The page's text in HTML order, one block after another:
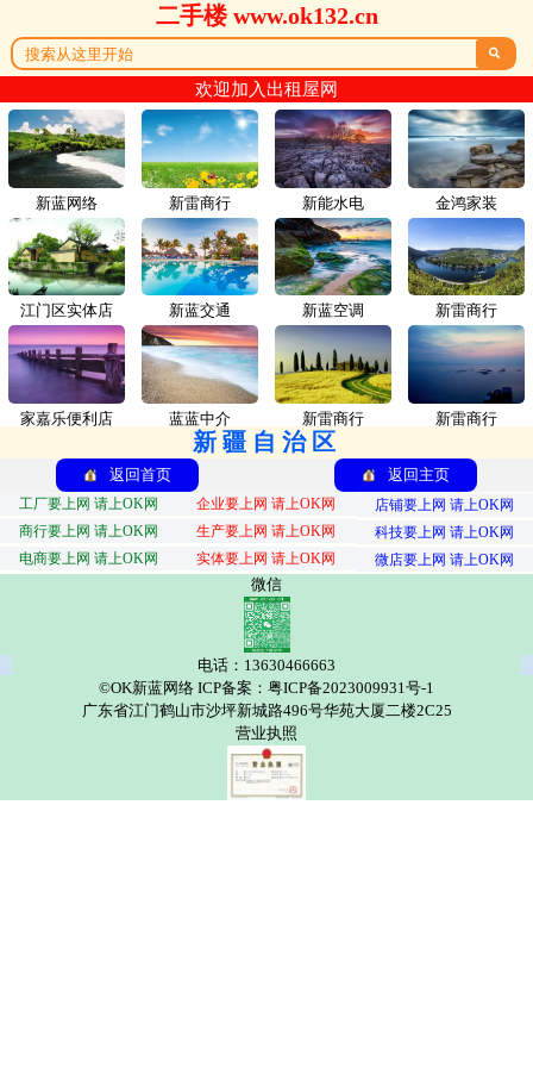
二手楼 www.ok132.cn

欢迎加入出租屋网
新蓝网络 新雷商行
江门区实体店 新蓝交通
家嘉乐便利店 蓝蓝中介
新能水电 金鸿家装
新蓝空调 新雷商行
新雷商行 新雷商行
新疆自治区
返回首页 返回主页
工厂要上网 请上OK网 企业要上网 请上OK网
店铺要上网 请上OK网
商行要上网 请上OK网
生产要上网 请上OK网
科技要上网 请上OK网
电商要上网 请上OK网
实体要上网 请上OK网 微店要上网 请上OK网
微信
电话：13630466663
©OK新蓝网络 ICP备案：粤ICP备2023009931号-1
广东省江门鹤山市沙坪新城路496号华苑大厦二楼2C25
营业执照